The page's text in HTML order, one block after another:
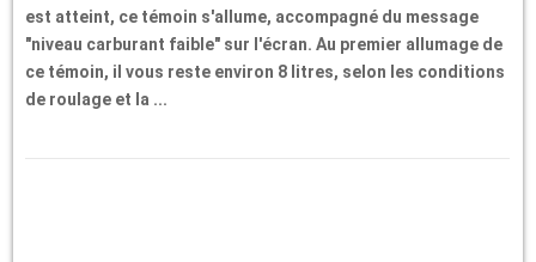
est atteint, ce témoin s'allume, accompagné du message
"niveau carburant faible" sur l'écran. Au premier allumage de
ce témoin, il vous reste environ 8 litres, selon les conditions
de roulage et la ...